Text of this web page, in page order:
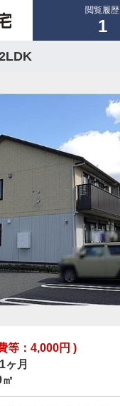
閲覧履歴
1
等：4,000円 )
1ヶ月